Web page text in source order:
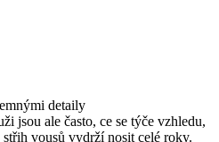
jsou ale často, ce se týče vzhledu,
vousů vydrží nosit celé roky.